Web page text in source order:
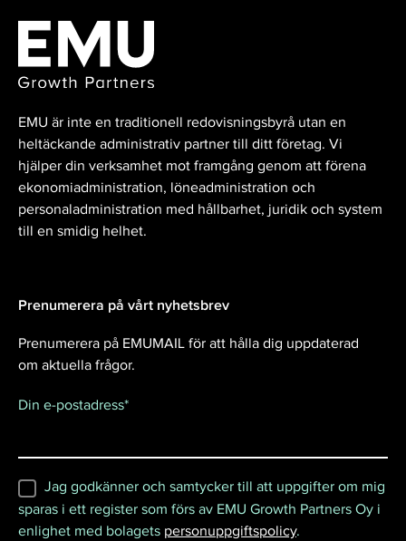
EMU är inte en traditionell redovisningsbyrå utan en
heltäckande administrativ partner till ditt företag. Vi
hjälper din verksamhet mot framgång genom att förena
ekonomiadministration, löneadministration och
personaladministration med hållbarhet, juridik och system
till en smidig helhet.
Prenumerera på vårt nyhetsbrev
Prenumerera på EMUMAIL för att hålla dig uppdaterad
om aktuella frågor.
Din e-postadress*
Jag godkänner och samtycker till att uppgifter om mig
sparas i ett register som förs av EMU Growth Partners Oy i
enlighet med bolagets personuppgiftspolicy.